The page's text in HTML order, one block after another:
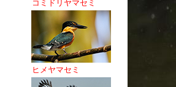
コミドリヤマセミ
ヒメヤマセミ